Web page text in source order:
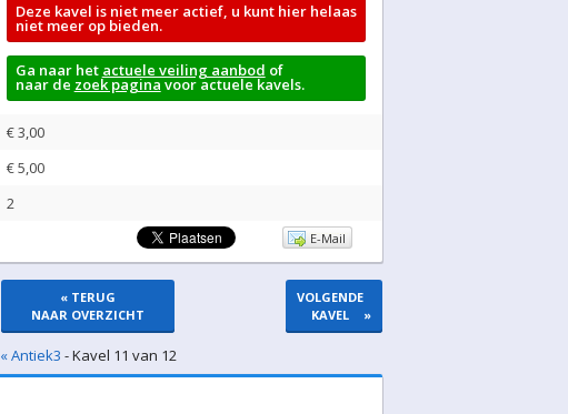
Deze kavel is niet meer actief, u kunt hier helaas
niet meer op bieden.
Ga naar het actuele veiling aanbod of
naar de zoek paginavoor actuele kavels.
€ 3,00
€5,00
2
E-Mail
« TERUG
NAAR OVERZICHT
VOLGENDE
KAVEL
»
« Antiek3 - Kavel 11 van 12